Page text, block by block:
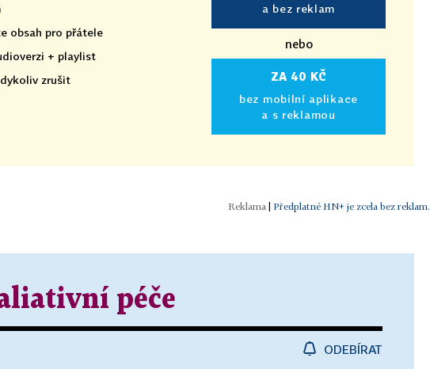
obsah pro přátele
+ playlist
zrušit
a bez reklam
nebo
ZA 40 KČ
bez mobilní aplikace
a s reklamou
| Předplatné HN+ je zcela bez reklam.
péče
ODEBÍRAT